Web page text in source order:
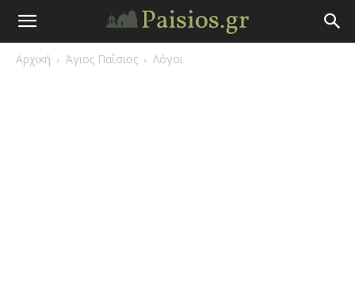
Άγιος
Γέροντας
Αρχική Άγιος Παΐσιος Λόγοι